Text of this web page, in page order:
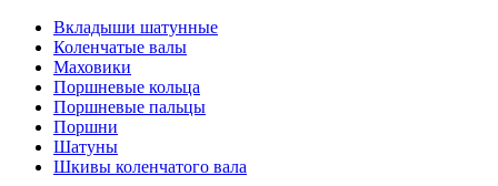
Вкладыши шатунные
Коленчатые валы
Маховики
Поршневые кольца
Поршневые пальцы
Поршни
Шатуны
Шкивы коленчатого вала